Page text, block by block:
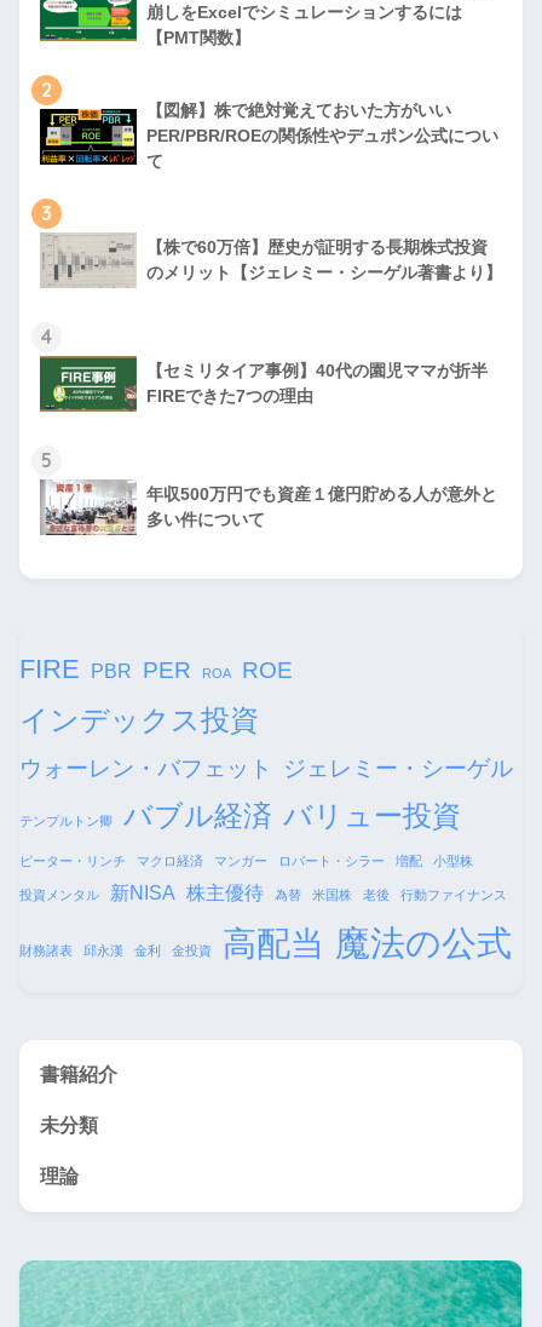
崩しをExcelでシミュレーションするには
【PMT関数】
2
【図解】株で絶対覚えておいた方がいい
PER/PBR/ROEの関係性やデュポン公式につい
て
3
【株で60万倍】歴史が証明する長期株式投資
のメリット【ジェレミー・シーゲル著書より】
4
【セミリタイア事例】40代の園児ママが折半
FIREできた7つの理由
5
年収500万円でも資産１億円貯める人が意外と
多い件について
FIRE PBR PER ROA ROE
インデックス投資
ウォーレン・バフェット ジェレミー・シーゲル
テンプルトン卿 バブル経済 バリュー投資
ピーター・リンチ マクロ経済 マンガー ロバート・シラー 増配 小型株
投資メンタル 新NISA 株主優待 為替 米国株 老後 行動ファイナンス
財務諸表 邱永漢 金利 金投資 高配当 魔法の公式
書籍紹介
未分類
理論